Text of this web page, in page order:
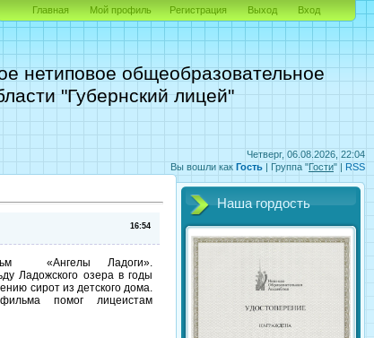
Четверг, 06.08.2026, 22:04
Вы вошли как Гость | Группа "Гости" | RSS
нетиповое общеобразовательное
"Губернский лицей"
Главная Мой профиль Регистрация Выход Вход
16:54
«Ангелы Ладоги».
Ладожского озера в годы
сирот из детского дома.
помог лицеистам
Наша гордость